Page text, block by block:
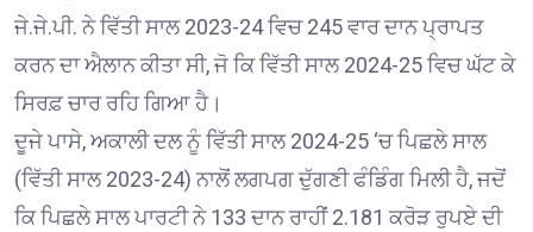
ਜੇ.ਜੇ.ਪੀ. ਨੇ ਵਿੱਤੀ ਸਾਲ 2023-24 ਵਿਚ 245 ਵਾਰ ਦਾਨ ਪ੍ਰਾਪਤ
ਕਰਨ ਦਾ ਐਲਾਨ ਕੀਤਾ ਸੀ, ਜੋ ਕਿ ਵਿੱਤੀ ਸਾਲ 2024-25 ਵਿਚ ਘੱਟ ਕੇ
ਸਿਰਫ਼ ਚਾਰ ਰਹਿ ਗਿਆ ਹੈ।
ਦੂਜੇ ਪਾਸੇ, ਅਕਾਲੀ ਦਲ ਨੂੰ ਵਿੱਤੀ ਸਾਲ 2024-25 ‘ਚ ਪਿਛਲੇ ਸਾਲ
(ਵਿੱਤੀ ਸਾਲ 2023-24) ਨਾਲੋਂ ਲਗਪਗ ਦੁੱਗਣੀ ਫੰਡਿੰਗ ਮਿਲੀ ਹੈ, ਜਦੋਂ
ਕਿ ਪਿਛਲੇ ਸਾਲ ਪਾਰਟੀ ਨੇ 133 ਦਾਨ ਰਾਹੀਂ 2.181 ਕਰੋੜ ਰੁਪਏ ਦੀ